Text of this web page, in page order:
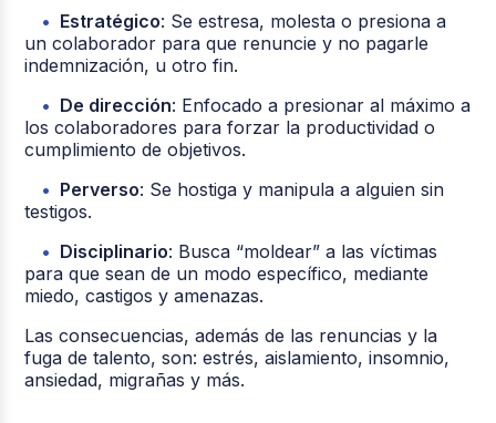
Estratégico: Se estresa, molesta o presiona a
un colaborador para que renuncie y no pagarle
indemnización, u otro fin.
De dirección: Enfocado a presionar al máximo a
los colaboradores para forzar la productividad o
cumplimiento de objetivos.
Perverso: Se hostiga y manipula a alguien sin
testigos.
Disciplinario: Busca “moldear” a las víctimas
para que sean de un modo específico, mediante
miedo, castigos y amenazas.
Las consecuencias, además de las renuncias y la
fuga de talento, son: estrés, aislamiento, insomnio,
ansiedad, migrañas y más.